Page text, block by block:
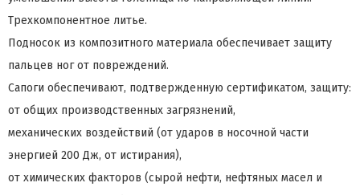
Трехкомпонентное литье.
Подносок из композитного материала обеспечивает защиту
пальцев ног от повреждений.
Сапоги обеспечивают, подтвержденную сертификатом, защиту:
от общих производственных загрязнений,
механических воздействий (от ударов в носочной части
энергией 200 Дж, от истирания),
от химических факторов (сырой нефти, нефтяных масел и